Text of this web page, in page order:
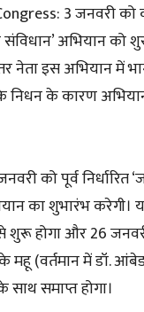
3 जनवरी को
अभियान को
नेता इस अभियान में भाग
निधन के कारण
को पूर्व निर्धारित
का शुभारंभ करेगी।
होगा और 26
महू (वर्तमान में डॉ.
समाप्त होगा।